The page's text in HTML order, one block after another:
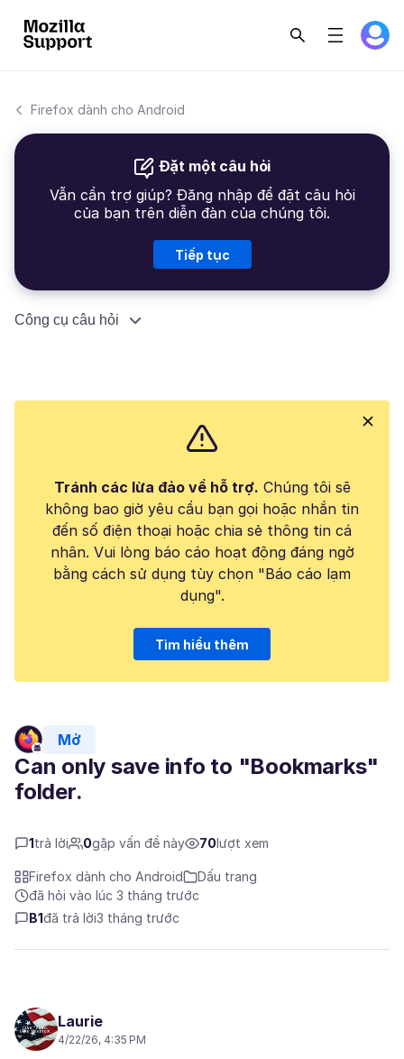
Firefox dành cho Android
Đặt một câu hỏi
Vẫn cần trợ giúp? Đăng nhập để đặt câu hỏi
của bạn trên diễn đàn của chúng tôi.
Tiếp tục
Công cụ câu hỏi
Tránh các lừa đảo về hỗ trợ. Chúng tôi sẽ
không bao giờ yêu cầu bạn gọi hoặc nhắn tin
đến số điện thoại hoặc chia sẻ thông tin cá
nhân. Vui lòng báo cáo hoạt động đáng ngờ
bằng cách sử dụng tùy chọn "Báo cáo lạm
dụng".
Tìm hiểu thêm
Mở
Can only save info to "Bookmarks"
folder.
1trả lời 0gặp vấn đề này 70lượt xem
Firefox dành cho Android
Dấu trang
đã hỏi vào lúc 3 tháng trước
B1đã trả lời3 tháng trước
Laurie
4/22/26, 4:35 PM